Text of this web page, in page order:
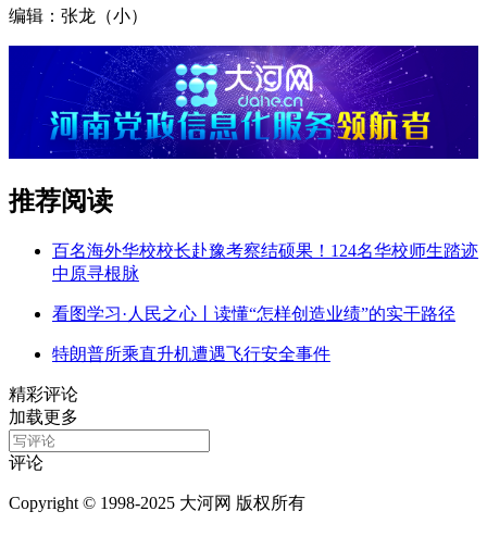
编辑：张龙（小）
推荐阅读
百名海外华校校长赴豫考察结硕果！124名华校师生踏迹
中原寻根脉
看图学习·人民之心丨读懂“怎样创造业绩”的实干路径
特朗普所乘直升机遭遇飞行安全事件
精彩评论
加载更多
评论
Copyright © 1998-2025 大河网 版权所有